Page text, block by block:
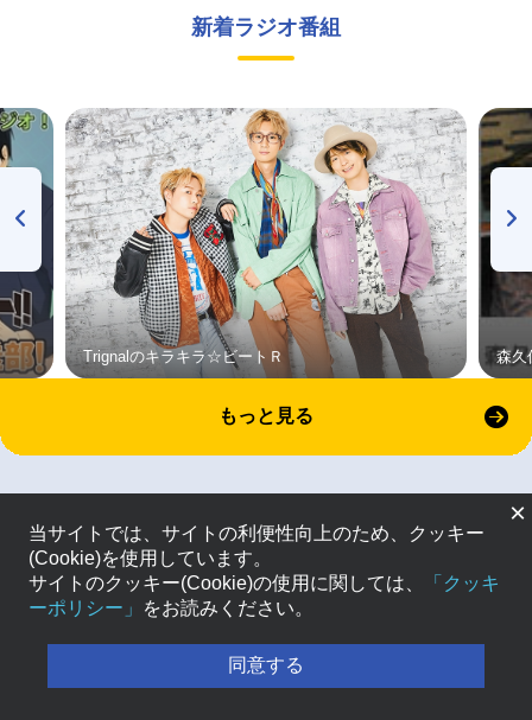
新着ラジオ番組
Trignalのキラキラ☆ビートＲ 森久
もっと見る
×
当サイトでは、サイトの利便性向上のため、クッキー
(Cookie)を使用しています。
サイトのクッキー(Cookie)の使用に関しては、
「クッキ
ーポリシー」
をお読みください。
同意する